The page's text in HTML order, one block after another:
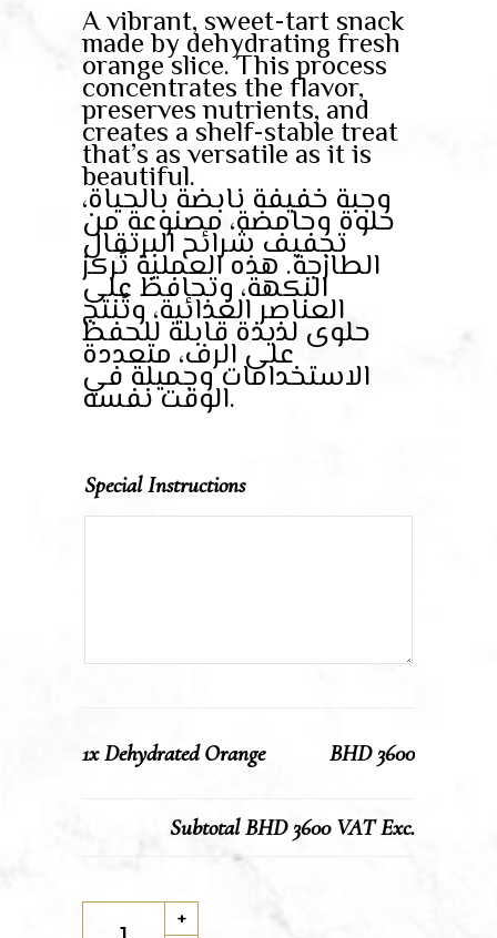
A vibrant, sweet-tart snack
made by dehydrating fresh
orange slice. This process
concentrates the flavor,
preserves nutrients, and
creates a shelf-stable treat
that’s as versatile as it is
beautiful.
وجبة خفيفة نابضة بالحياة،
حلوة وحامضة، مصنوعة من
تجفيف شرائح البرتقال
الطازجة. هذه العملية تُركز
النكهة، وتحافظ على
العناصر الغذائية، وتُنتج
حلوى لذيذة قابلة للحفظ
على الرف، متعددة
الاستخدامات وجميلة في
الوقت نفسه.
Special Instructions
1xDehydrated Orange BHD 3600
SubtotalBHD 3600VAT Exc.
+